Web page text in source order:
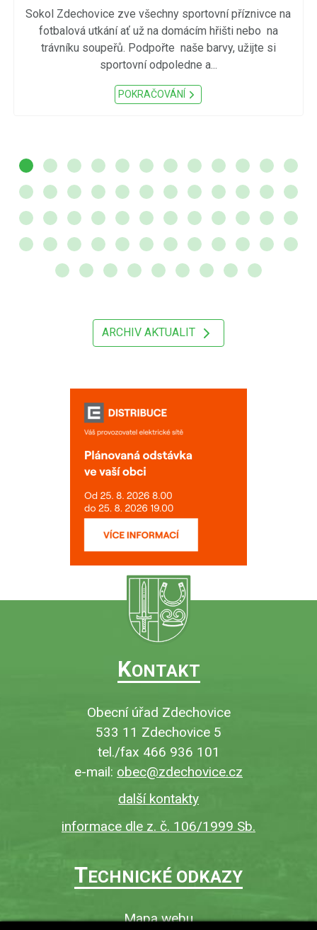
Sokol Zdechovice zve všechny sportovní příznivce na
fotbalová utkání ať už na domácím hřišti nebo na
trávníku soupeřů. Podpořte naše barvy, užijte si
sportovní odpoledne a...
POKRAČOVÁNÍ
ARCHIV AKTUALIT
KONTAKT
Obecní úřad Zdechovice
533 11 Zdechovice 5
tel./fax 466 936 101
e-mail: obec@zdechovice.cz
další kontakty
informace dle z. č. 106/1999 Sb.
TECHNICKÉ ODKAZY
Mapa webu